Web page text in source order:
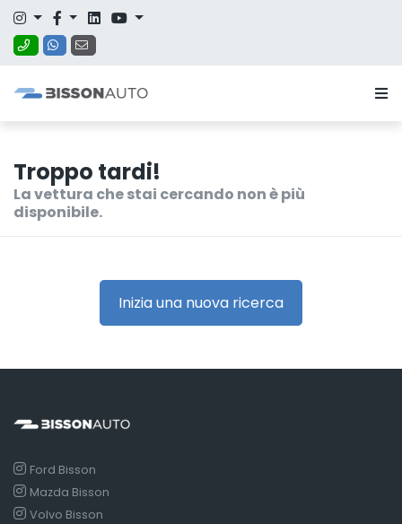
Troppo tardi!
La vettura che stai cercando non è più
disponibile.
Inizia una nuova ricerca
Ford Bisson
Mazda Bisson
Volvo Bisson